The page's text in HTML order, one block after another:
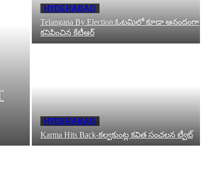
HYDERABAD
Telangana By Election:ఓటమిలో కూడా ఆనందంగా
కనిపించిన కేటీఆర్
HYDERABAD
Karma Hits Back-కల్వకుంట్ల కవిత సంచలన ట్వీట్